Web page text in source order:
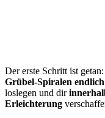
Der erste Schritt ist
Grübel-Spiralen
loslegen und dir
Erleichterung